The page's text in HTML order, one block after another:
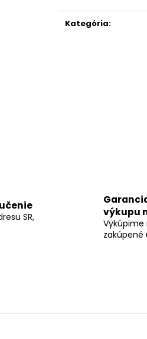
cena:
Kategória:
SR,
výkupu
zakúpené